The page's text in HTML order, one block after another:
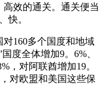
效的通关。通关便当
快。
160多个国度和地域
度全体增加9。6%、
，对阿联酋增加19。
对欧盟和美国这些保